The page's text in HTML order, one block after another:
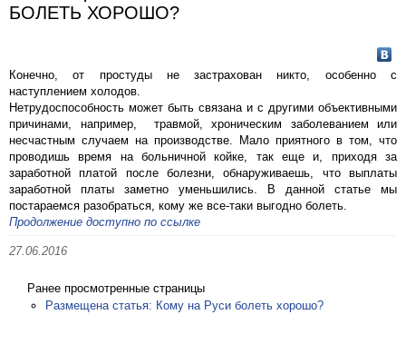
БОЛЕТЬ ХОРОШО?
Конечно, от простуды не застрахован никто, особенно с
наступлением холодов.
Нетрудоспособность может быть связана и с другими объективными
причинами, например, травмой, хроническим заболеванием или
несчастным случаем на производстве. Мало приятного в том, что
проводишь время на больничной койке, так еще и, приходя за
заработной платой после болезни, обнаруживаешь, что выплаты
заработной платы заметно уменьшились. В данной статье мы
постараемся разобраться, кому же все-таки выгодно болеть.
Продолжение доступно по ссылке
27.06.2016
Ранее просмотренные страницы
Размещена статья: Кому на Руси болеть хорошо?